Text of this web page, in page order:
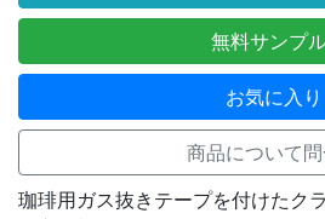
無料サンプ
お気に入り
商品について
珈琲用ガス抜きテープを付けたク